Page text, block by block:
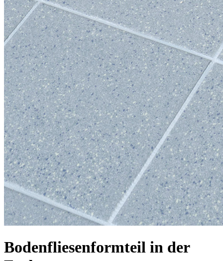
Bodenfliesenformteil in der